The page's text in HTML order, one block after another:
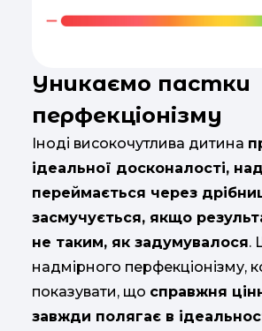
Уникаємо пастки
перфекціонізму
Іноді високочутлива дитина
ідеальної досконалості,
переймається через
засмучується, якщо
не таким, як задумувалося.
надмірного перфекціонізму,
показувати, що справжня
завжди полягає в